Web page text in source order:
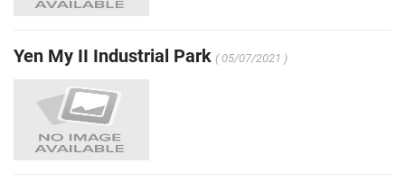
Yen My II Industrial Park ( 05/07/2021 )